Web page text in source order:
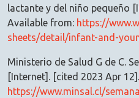
lactante y del niño pequeño
Available from: https://
sheets/detail/infant-and-
Ministerio de Salud G de C.
[Internet]. [cited 2023 Apr
https://www.minsal.cl/